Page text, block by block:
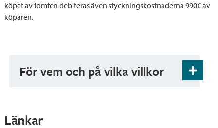
köpet av tomten debiteras även styckningskostnaderna 990€ av
köparen.
För vem och på vilka villkor
bekanta sig med principerna innan
Länkar